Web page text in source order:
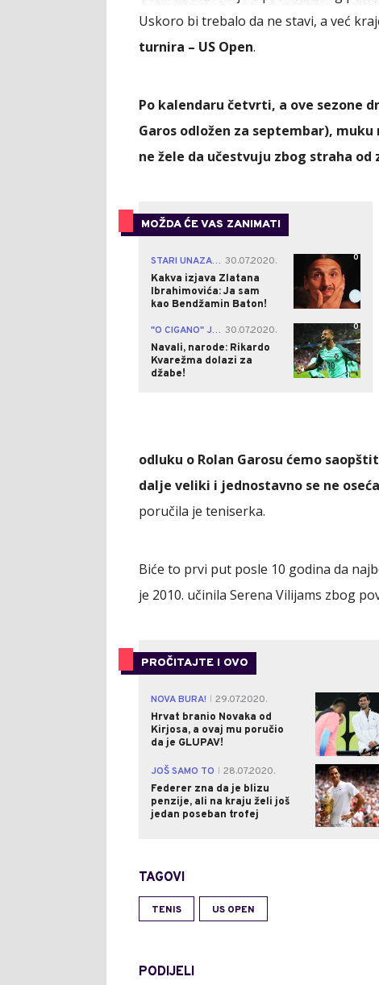
Uskoro bi trebalo da ne stavi, a već
turnira – US Open.
Po kalendaru četvrti, a ove sezone
Garos odložen za septembar),
ne žele da učestvuju zbog straha od
MOŽDA ĆE VAS ZANIMATI
STARI UNAZAD! |
30.07.2020.
Kakva izjava Zlatana
Ibrahimovića: Ja sam
kao Bendžamin Baton!
0
"O CIGANO" JOŠ IGRA! 30.07.2020.
Navali, narode: Rikardo
Kvarežma dolazi za
džabe!
0
odluku o Rolan Garosu ćemo
dalje veliki i jednostavno se ne
poručila je teniserka.
Biće to prvi put posle 10 godina da
je 2010. učinila Serena Vilijams zbog
PROČITAJTE I OVO
NOVA BURA!
29.07.2020.
Hrvat branio Novaka od
Kirjosa, a ovaj mu poručio
da je GLUPAV!
JOŠ SAMO TO
28.07.2020.
Federer zna da je blizu
penzije, ali na kraju želi još
jedan poseban trofej
TAGOVI
TENIS US OPEN
PODIJELI